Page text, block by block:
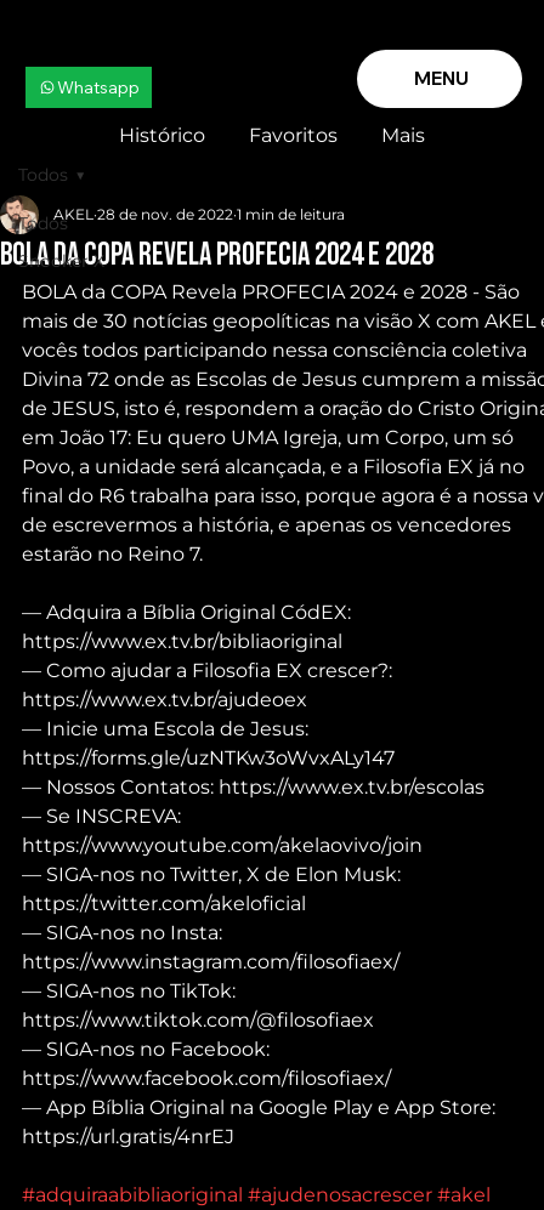
MENU
Whatsapp
Histórico Favoritos Mais
Todos
Snooker X
Todos
BOLA da COPA Revela PROFECIA 2024 e 2028
AKEL 28 de nov. de 2022 1 min de leitura
BOLA da COPA Revela PROFECIA 2024 e 2028 - São
mais de 30 notícias geopolíticas na visão X com AKEL
vocês todos participando nessa consciência coletiva
Divina 72 onde as Escolas de Jesus cumprem a
de JESUS, isto é, respondem a oração do Cristo
em João 17: Eu quero UMA Igreja, um Corpo, um só
Povo, a unidade será alcançada, e a Filosofia EX já no
final do R6 trabalha para isso, porque agora é a nossa
de escrevermos a história, e apenas os vencedores
estarão no Reino 7.
— Adquira a Bíblia Original CódEX:
https://www.ex.tv.br/bibliaoriginal
— Como ajudar a Filosofia EX crescer?:
https://www.ex.tv.br/ajudeoex
— Inicie uma Escola de Jesus:
https://forms.gle/uzNTKw3oWvxALy147
— Nossos Contatos: https://www.ex.tv.br/escolas
— Se INSCREVA:
https://www.youtube.com/akelaovivo/join
— SIGA-nos no Twitter, X de Elon Musk:
https://twitter.com/akeloficial
— SIGA-nos no Insta:
https://www.instagram.com/filosofiaex/
— SIGA-nos no TikTok:
https://www.tiktok.com/@filosofiaex
— SIGA-nos no Facebook:
https://www.facebook.com/filosofiaex/
— App Bíblia Original na Google Play e App Store:
https://url.gratis/4nrEJ
#adquiraabibliaoriginal #ajudenosacrescer #akel